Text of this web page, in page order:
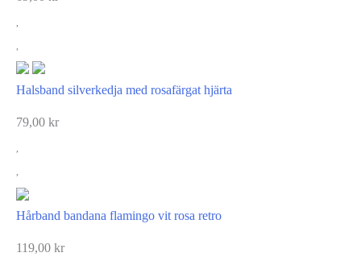
Halsband silverkedja med rosafärgat hjärta
79,00 kr
Hårband bandana flamingo vit rosa retro
119,00 kr